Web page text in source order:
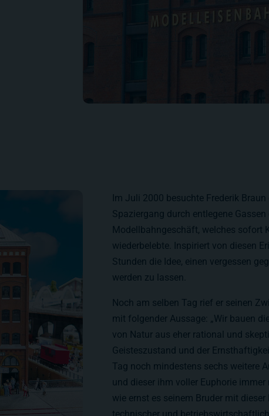
Im Juli 2000 besuchte Frederik
Spaziergang durch entlegene
Modellbahngeschäft, welches sofort
wiederbelebte. Inspiriert von diesen
Stunden die Idee, einen vergessen
werden zu lassen.
Noch am selben Tag rief er seinen
mit folgender Aussage: „Wir bauen
von Natur aus eher rational und
Geisteszustand und der
Tag noch mindestens sechs weitere
und dieser ihm voller Euphorie immer
wie ernst es seinem Bruder mit